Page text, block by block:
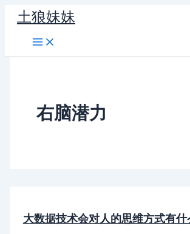
容
土狼妹妹
右脑潜力
大数据技术会对人的思维方式有什